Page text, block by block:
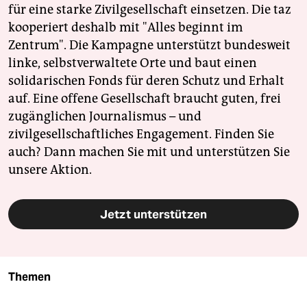
für eine starke Zivilgesellschaft einsetzen. Die taz
kooperiert deshalb mit "Alles beginnt im
Zentrum". Die Kampagne unterstützt bundesweit
linke, selbstverwaltete Orte und baut einen
solidarischen Fonds für deren Schutz und Erhalt
auf. Eine offene Gesellschaft braucht guten, frei
zugänglichen Journalismus – und
zivilgesellschaftliches Engagement. Finden Sie
auch? Dann machen Sie mit und unterstützen Sie
unsere Aktion.
Jetzt unterstützen
Themen